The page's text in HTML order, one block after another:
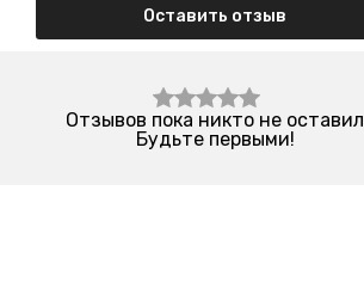
Оставить отзыв
Отзывов пока никто не оставил
Будьте первыми!